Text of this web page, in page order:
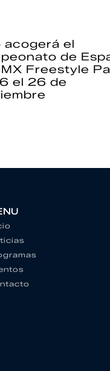
acogerá el
de
Freestyle
el 26 de